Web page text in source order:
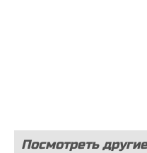
Посмотреть